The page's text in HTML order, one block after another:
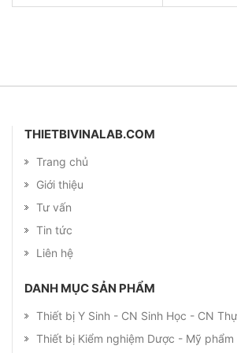
THIETBIVINALAB.COM
Trang chủ
Giới thiệu
Tư vấn
Tin tức
Liên hệ
DANH MỤC SẢN PHẨM
Thiết bị Y Sinh - CN Sinh Học - CN
Thiết bị Kiểm nghiệm Dược - Mỹ phẩm